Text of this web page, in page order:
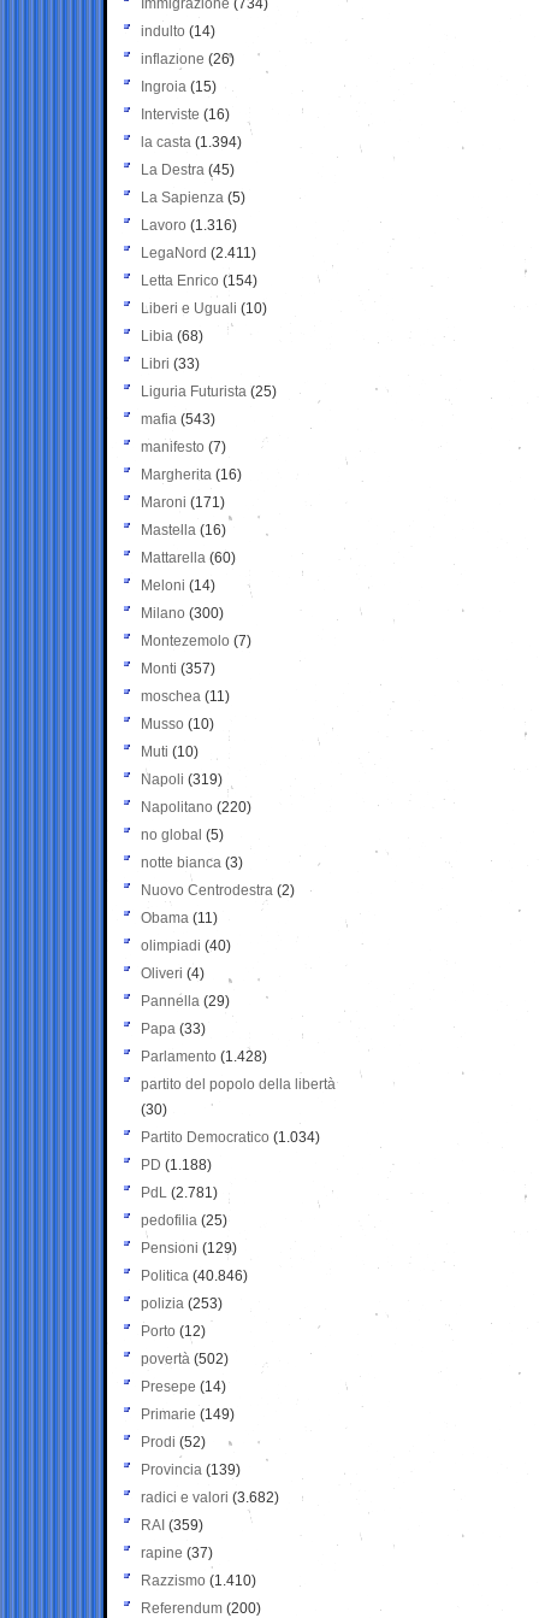
Immigrazione (734)
indulto (14)
inflazione (26)
Ingroia (15)
Interviste (16)
la casta (1.394)
La Destra (45)
La Sapienza (5)
Lavoro (1.316)
LegaNord (2.411)
Letta Enrico (154)
Liberi e Uguali (10)
Libia (68)
Libri (33)
Liguria Futurista (25)
mafia (543)
manifesto (7)
Margherita (16)
Maroni (171)
Mastella (16)
Mattarella (60)
Meloni (14)
Milano (300)
Montezemolo (7)
Monti (357)
moschea (11)
Musso (10)
Muti (10)
Napoli (319)
Napolitano (220)
no global (5)
notte bianca (3)
Nuovo Centrodestra (2)
Obama (11)
olimpiadi (40)
Oliveri (4)
Pannella (29)
Papa (33)
Parlamento (1.428)
partito del popolo della libertà
(30)
Partito Democratico (1.034)
PD (1.188)
PdL (2.781)
pedofilia (25)
Pensioni (129)
Politica (40.846)
polizia (253)
Porto (12)
povertà (502)
Presepe (14)
Primarie (149)
Prodi (52)
Provincia (139)
radici e valori (3.682)
RAI (359)
rapine (37)
Razzismo (1.410)
Referendum (200)